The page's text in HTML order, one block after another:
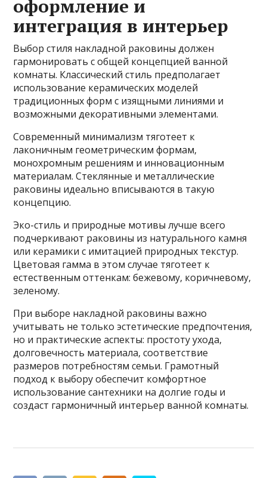
оформление и
интеграция в интерьер
Выбор стиля накладной раковины должен
гармонировать с общей концепцией ванной
комнаты. Классический стиль предполагает
использование керамических моделей
традиционных форм с изящными линиями и
возможными декоративными элементами.
Современный минимализм тяготеет к
лаконичным геометрическим формам,
монохромным решениям и инновационным
материалам. Стеклянные и металлические
раковины идеально вписываются в такую
концепцию.
Эко-стиль и природные мотивы лучше всего
подчеркивают раковины из натурального камня
или керамики с имитацией природных текстур.
Цветовая гамма в этом случае тяготеет к
естественным оттенкам: бежевому, коричневому,
зеленому.
При выборе накладной раковины важно
учитывать не только эстетические предпочтения,
но и практические аспекты: простоту ухода,
долговечность материала, соответствие
размеров потребностям семьи. Грамотный
подход к выбору обеспечит комфортное
использование сантехники на долгие годы и
создаст гармоничный интерьер ванной комнаты.